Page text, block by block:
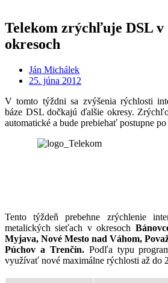
Telekom zrýchľuje DSL
okresoch
Ján Michálek
25. júna 2012
V tomto týždni sa zvýšenia rýchlosti
báze DSL dočkajú ďalšie okresy.
automatické a bude prebiehať postupne
Tento týždeň prebehne zrýchlenie
metalických sieťach v okresoch
Myjava, Nové Mesto nad Váhom,
Púchov a Trenčín. Podľa typu
využívať nové maximálne rýchlosti až do